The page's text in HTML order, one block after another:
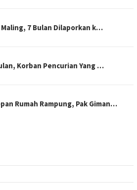
Maling, 7 Bulan Dilaporkan k…
Korban Pencurian Yang …
Rumah Rampung, Pak Giman…